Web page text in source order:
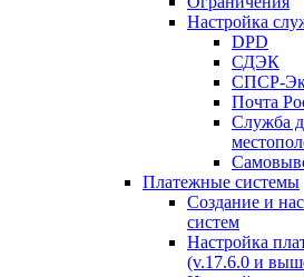
Настройка
DPD
СДЭК
СПСР-
Почта
Служба
Платежные системы
Создание и
систем
Настройка
(v.17.6.0 и